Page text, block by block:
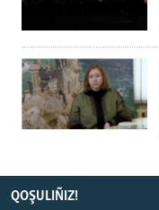
QOŞULIÑIZ!